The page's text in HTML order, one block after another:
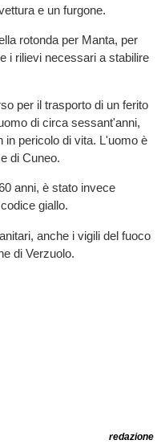
e un furgone.
rotonda per Manta, per
i rilievi necessari a stabilire
per il trasporto di un ferito
di circa sessant'anni,
pericolo di vita. L'uomo è
di Cuneo.
anni, è stato invece
giallo.
anche i vigili del fuoco
di Verzuolo.
redazione